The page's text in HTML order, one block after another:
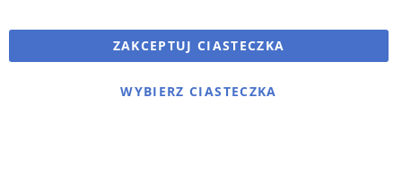
Copyright © wszystkie prawa zastrzeżone TKL Progress
RegulaminyPolityka cookiesPolityka prywatności
ZAKCEPTUJ CIASTECZKA
WYBIERZ CIASTECZKA